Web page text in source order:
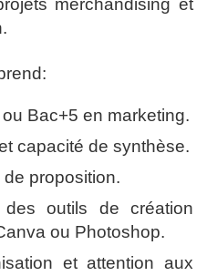
merchandising et
Bac+5 en marketing.
capacité de synthèse.
proposition.
des outils de création
ou Photoshop.
et attention aux